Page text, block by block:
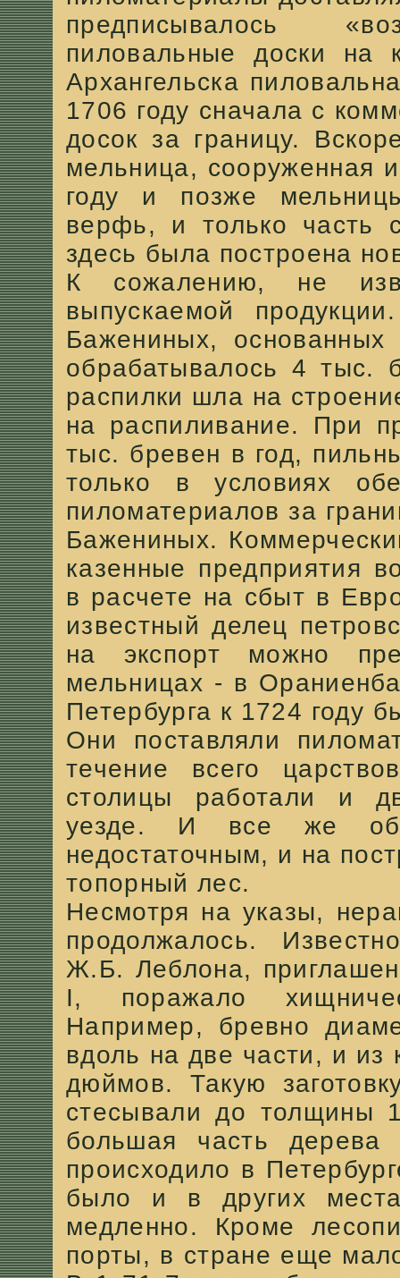
предписывалось
пиловальные доски на
Архангельска
1706 году сначала с
досок за границу.
мельница, сооруженная
году и позже
верфь, и только часть
здесь была построена
К сожалению, не
выпускаемой
Бажениных,
обрабатывалось 4 тыс.
распилки шла на
на распиливание. При
тыс. бревен в год,
только в условиях
пиломатериалов за
Бажениных.
казенные предприятия
в расчете на сбыт в
известный делец
на экспорт можно
мельницах - в
Петербурга к 1724 году
Они поставляли
течение всего
столицы работали и
уезде. И все же
недостаточным, и на
топорный лес.
Несмотря на указы,
продолжалось.
Ж.Б. Леблона,
I, поражало
Например, бревно
вдоль на две части, и
дюймов. Такую
стесывали до толщины
большая часть
происходило в
было и в других
медленно. Кроме
порты, в стране еще